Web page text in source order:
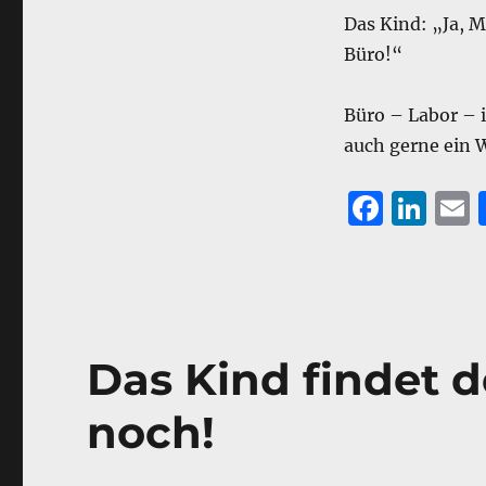
Das Kind: „Ja,
Büro!“
Büro – Labor –
auch gerne ein
F
o
Li
I
Das Kind findet
noch!